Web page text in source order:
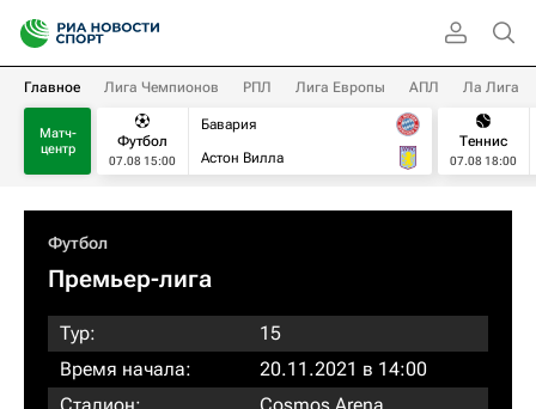
Главное Лига Чемпионов РПЛ Лига Европы АПЛ Ла Лига
Матч-
центр
Футбол
07.08 15:00
Бавария
Астон Вилла
Теннис
07.08 18:00
Футбол
Премьер-лига
Тур:
15
Время начала:
20.11.2021 в 14:00